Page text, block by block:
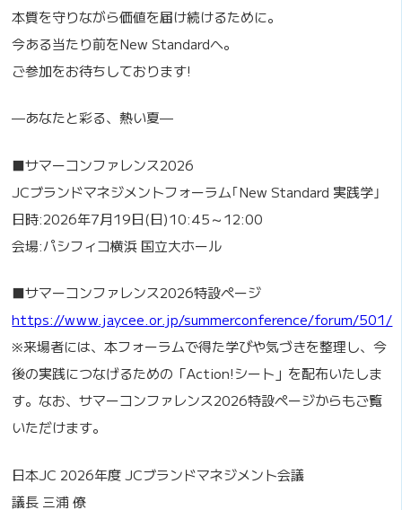
本質を守りながら価値を届け続けるために。
今ある当たり前をNew Standardへ。
ご参加をお待ちしております!
—あなたと彩る、熱い夏—
■サマーコンファレンス2026
JCブランドマネジメントフォーラム｢New Standard 実践学｣
日時:2026年7月19日(日)10:45～12:00
会場:パシフィコ横浜 国立大ホール
■サマーコンファレンス2026特設ページ
https://www.jaycee.or.jp/summerconference/forum/501/
※来場者には、本フォーラムで得た学びや気づきを整理し、今
後の実践につなげるための「Action!シート」を配布いたしま
す。なお、サマーコンファレンス2026特設ページからもご覧
いただけます。
日本JC 2026年度 JCブランドマネジメント会議
議長 三浦 僚